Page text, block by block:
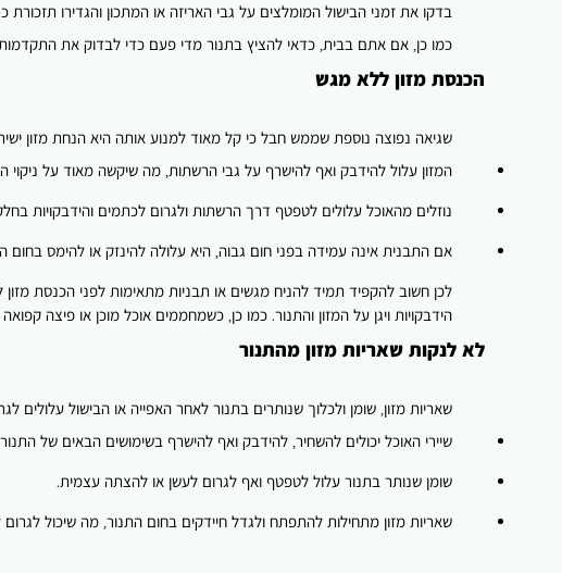
בדקו את זמני הבישול המומלצים על גבי האריזה או המתכון והגדירו תזכורת כ-5-10 דקות לפני תום
כמו כן, אם אתם בבית, כדאי להציץ בתנור מדי פעם כדי לבדוק את התקדמות
הכנסת מזון ללא מגש
שגיאה נפוצה נוספת שממש חבל כי קל מאוד למנוע אותה היא הנחת מזון
המזון עלול להידבק ואף להישרף על גבי הרשתות, מה שיקשה מאוד על ניקוי
נוזלים מהאוכל עלולים לטפטף דרך הרשתות ולגרום לכתמים והידבקויות
אם התבנית אינה עמידה בפני חום גבוה, היא עלולה להינזק או להימס בחום
לכן חשוב להקפיד תמיד להניח מגשים או תבניות מתאימות לפני הכנסת מזון
הידבקויות ויגן על המזון והתנור. כמו כן, כשמחממים אוכל מוכן או פיצה
לא לנקות שאריות מזון מהתנור
שאריות מזון, שומן ולכלוך שנותרים בתנור לאחר האפייה או הבישול עלולים
שיירי האוכל יכולים להשחיר, להידבק ואף להישרף בשימושים הבאים של
שומן שנותר בתנור עלול לטפטף ואף לגרום לעשן או להצתה עצמית.
שאריות מזון מתחילות להתפתח ולגדל חיידקים בחום התנור, מה שיכול